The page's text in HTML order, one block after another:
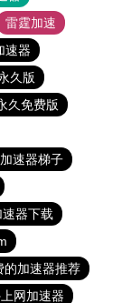
雷霆加速
速器
久版
久免费版
速器梯子
器下载
的加速器推荐
网加速器